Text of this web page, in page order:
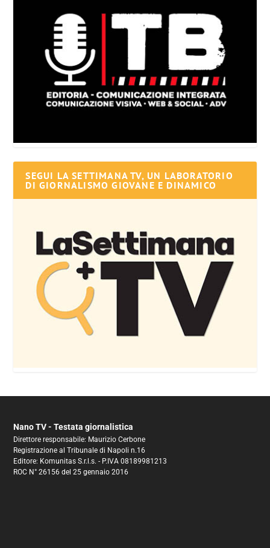
SEGUI LA SETTIMANA TV, UN LABORATORIO
DI GIORNALISMO GIOVANE E DINAMICO
Nano TV - Testata giornalistica
Direttore responsabile: Maurizio Cerbone
Registrazione al Tribunale di Napoli n.16
Editore: Komunitas S.r.l.s. - P.IVA 08189981213
ROC N° 26156 del 25 gennaio 2016